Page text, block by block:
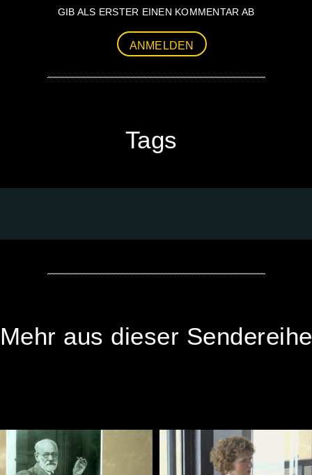
GIB ALS ERSTER EINEN KOMMENTAR AB
ANMELDEN
Tags
Mehr aus dieser Sendereihe